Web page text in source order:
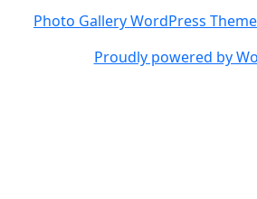
Photo Gallery WordPress Theme
Proudly powered by